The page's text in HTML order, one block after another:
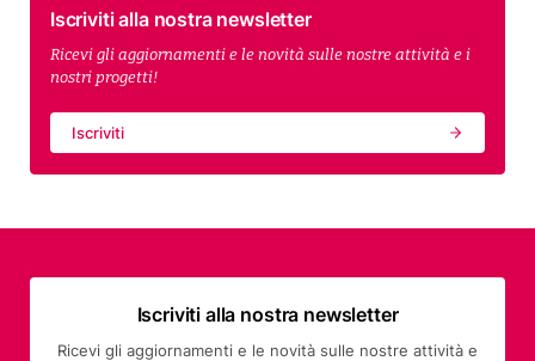
Iscriviti alla nostra newsletter
Ricevi gli aggiornamenti e le novità sulle nostre attività e i
nostri progetti!
Iscriviti
Iscriviti alla nostra newsletter
Ricevi gli aggiornamenti e le novità sulle nostre attività e